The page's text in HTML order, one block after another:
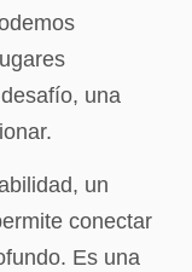
una
un
conectar
Es una